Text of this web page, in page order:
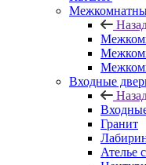
Входные
Гранит
Ателье